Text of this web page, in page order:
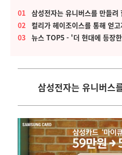
01 삼성전자는 유니버스를 만들려
02 컬리가 헤이조이스를 통해 얻
03 뉴스 TOP5 - '더 현대에 등장
삼성전자는 유니버스